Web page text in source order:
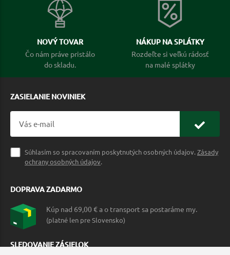
NOVÝ TOVAR
Čo nám práve pristálo
do skladu.
NÁKUP NA SPLÁTKY
Rozdeľte si veľkú rádosť
na malé splátky
ZASIELANIE NOVINIEK
Súhlasím so spracovaním poskytnutých osobných údajov.Zásady
ochrany osobných údajov.
DOPRAVA ZADARMO
Kúp nad 69,00 € a o transport sa postaráme my.
(platné len pre Slovensko)
SLEDOVANIE ZÁSIELOK